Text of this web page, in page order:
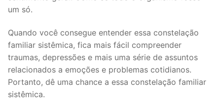
um só.
Quando você consegue entender essa constelação
familiar sistêmica, fica mais fácil compreender
traumas, depressões e mais uma série de assuntos
relacionados a emoções e problemas cotidianos.
Portanto, dê uma chance a essa constelação familiar
sistêmica.